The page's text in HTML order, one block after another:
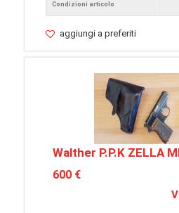
Condizioni articolo
aggiungi a preferiti
Walther P.P.K ZELLA
600 €